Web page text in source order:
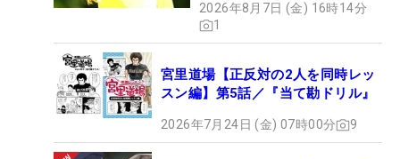
2026年8月7日 (金) 16時14分
1
宮里道場【正反対の2人を同時レッ
スン編】第5話／『当て勘ドリル』
2026年7月24日 (金) 07時00分 9